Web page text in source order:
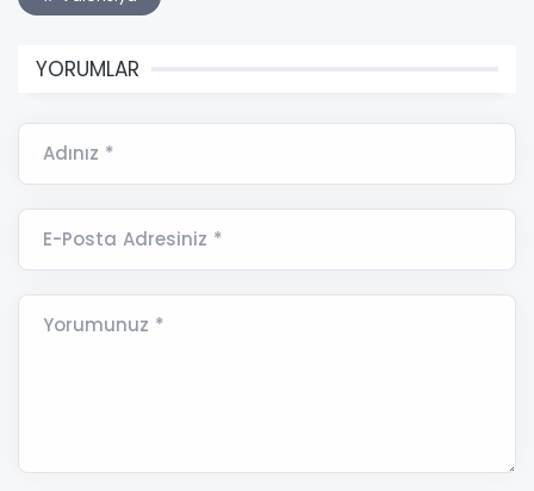
YORUMLAR
Adınız *
E-Posta Adresiniz *
Yorumunuz *